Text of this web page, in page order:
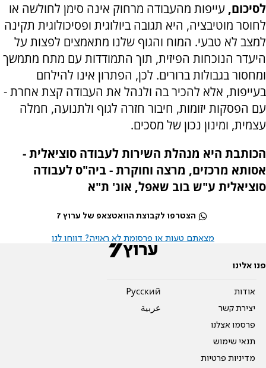
לסיכום, עייפות מהעבודה מרחוק אינה סימן לחולשה או
לחוסר מוטיבציה, היא תגובה ביולוגית ופסיכולוגית תקינה
למצב לא טבעי. המוח והגוף שלנו מתאמצים לפצות על
היעדר הנוכחות הפיזית, תוך התמודדות עם מתח מתמשך
ומחסור בגבולות ברורים. לכן, הפתרון אינו להילחם
בעייפות, אלא להכיר בה ולנהל את העבודה קצת אחרת -
עם הפסקות יזומות, חיבור חזרה לגוף ולתנועה, חמלה
עצמית, ומינון נכון של מסכים.
הכותבת היא מנהלת השירות לעבודה סוציאלית -
אסותא מרכזים, מרצה וחוקרת - ביה"ס לעבודה
סוציאלית ע"ש בוב שאפל, אונ' ת"א
הצטרפו לקבוצת הוואטצאפ של ערוץ 7
מצאתם טעות או פרסומת לא ראויה? דווחו לנו
פנו אלינו
אודות
יצירת קשר
פרסמו אצלנו
תנאי שימוש
מדיניות פרטיות
Pусский
عربية